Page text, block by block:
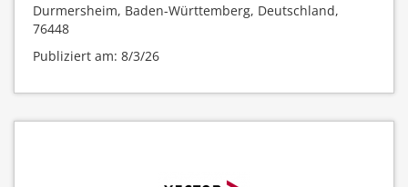
Durmersheim, Baden-Württemberg, Deutschland,
76448
Publiziert am: 8/3/26